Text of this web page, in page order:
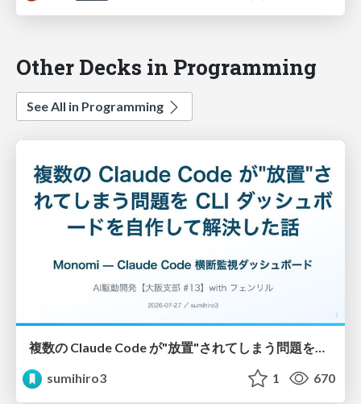
Other Decks in Programming
See All in Programming
sumihiro3
1 670